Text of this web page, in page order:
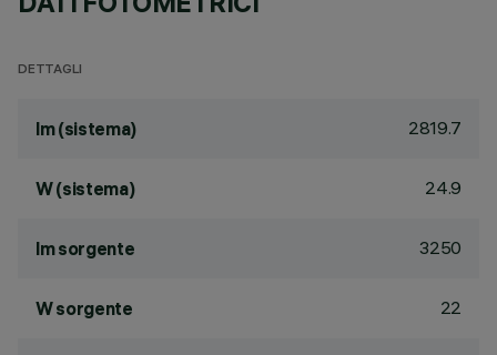
DETTAGLI
lm (sistema) 2819.7
W (sistema) 24.9
lm sorgente 3250
W sorgente 22